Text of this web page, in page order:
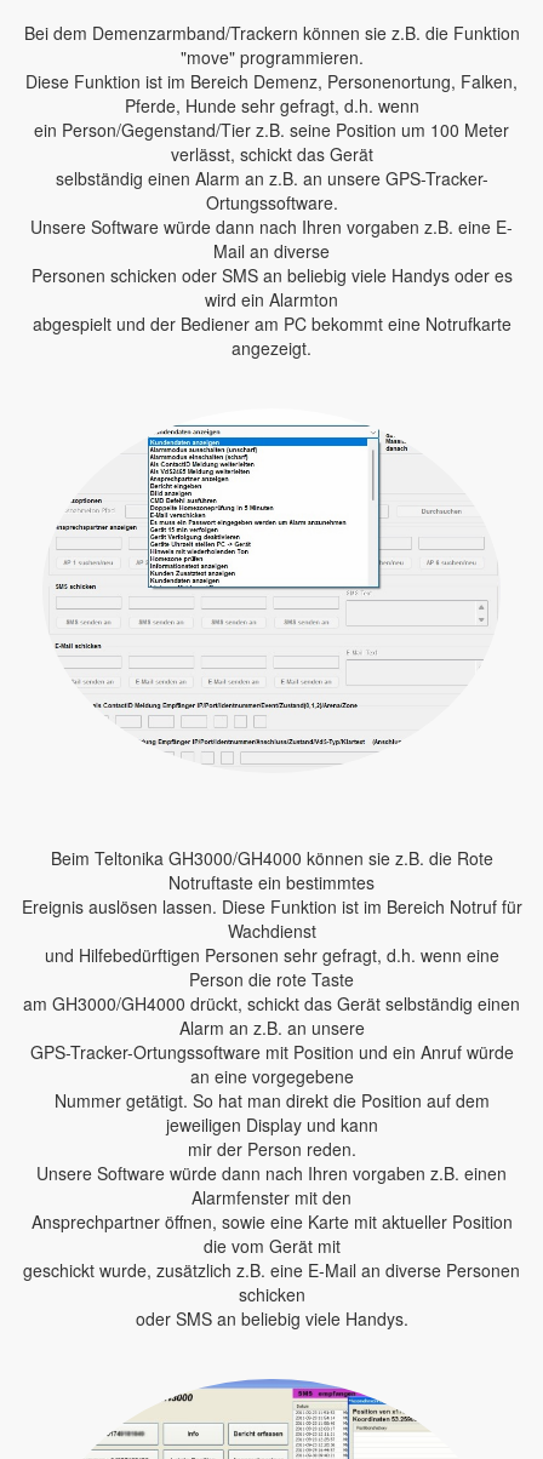
Bei dem Demenzarmband/Trackern können sie z.B. die Funktion
"move" programmieren.
Diese Funktion ist im Bereich Demenz, Personenortung, Falken,
Pferde, Hunde sehr gefragt, d.h. wenn
ein Person/Gegenstand/Tier z.B. seine Position um 100 Meter
verlässt, schickt das Gerät
selbständig einen Alarm an z.B. an unsere GPS-Tracker-
Ortungssoftware.
Unsere Software würde dann nach Ihren vorgaben z.B. eine E-
Mail an diverse
Personen schicken oder SMS an beliebig viele Handys oder es
wird ein Alarmton
abgespielt und der Bediener am PC bekommt eine Notrufkarte
angezeigt.
Beim Teltonika GH3000/GH4000 können sie z.B. die Rote
Notruftaste ein bestimmtes
Ereignis auslösen lassen. Diese Funktion ist im Bereich Notruf für
Wachdienst
und Hilfebedürftigen Personen sehr gefragt, d.h. wenn eine
Person die rote Taste
am GH3000/GH4000 drückt, schickt das Gerät selbständig einen
Alarm an z.B. an unsere
GPS-Tracker-Ortungssoftware mit Position und ein Anruf würde
an eine vorgegebene
Nummer getätigt. So hat man direkt die Position auf dem
jeweiligen Display und kann
mir der Person reden.
Unsere Software würde dann nach Ihren vorgaben z.B. einen
Alarmfenster mit den
Ansprechpartner öffnen, sowie eine Karte mit aktueller Position
die vom Gerät mit
geschickt wurde, zusätzlich z.B. eine E-Mail an diverse Personen
schicken
oder SMS an beliebig viele Handys.